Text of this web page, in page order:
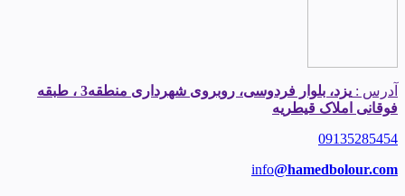
آدرس :
یزد، بلوار فردوسی، روبروی شهرداری منطقه3 ، طبقه
فوقانی املاک قیطریه
09135285454
info@hamedbolour.com